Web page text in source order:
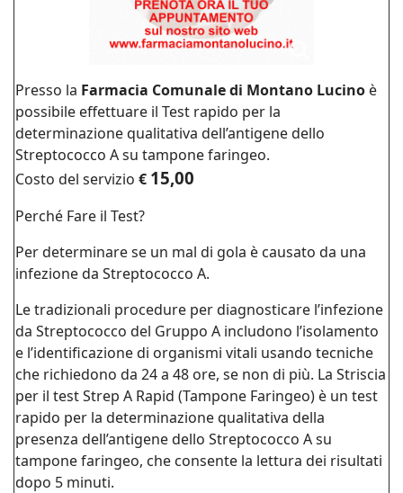
Presso la Farmacia Comunale di Montano Lucino è
possibile effettuare il Test rapido per la
determinazione qualitativa dell’antigene dello
Streptococco A su tampone faringeo.
Costo del servizio € 15,00
Perché Fare il Test?
Per determinare se un mal di gola è causato da una
infezione da Streptococco A.
Le tradizionali procedure per diagnosticare l’infezione
da Streptococco del Gruppo A includono l’isolamento
e l’identificazione di organismi vitali usando tecniche
che richiedono da 24 a 48 ore, se non di più. La Striscia
per il test Strep A Rapid (Tampone Faringeo) è un test
rapido per la determinazione qualitativa della
presenza dell’antigene dello Streptococco A su
tampone faringeo, che consente la lettura dei risultati
dopo 5 minuti.